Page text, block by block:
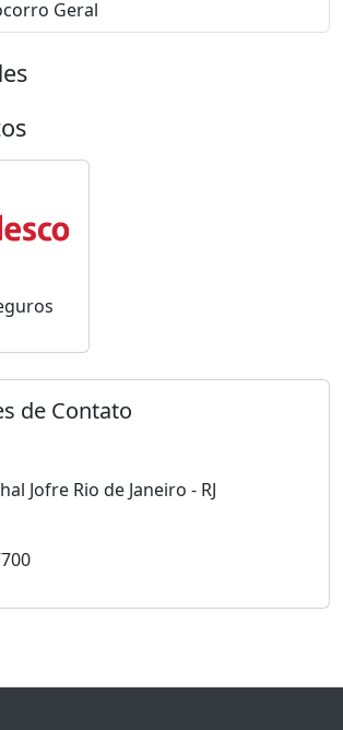
Geral
de Contato
Jofre Rio de Janeiro - RJ